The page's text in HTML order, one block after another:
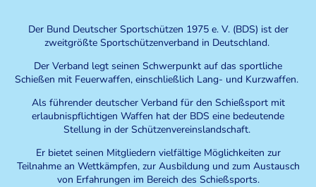
Der Bund Deutscher Sportschützen 1975 e. V. (BDS) ist der
zweitgrößte Sportschützenverband in Deutschland.
Der Verband legt seinen Schwerpunkt auf das sportliche
Schießen mit Feuerwaffen, einschließlich Lang- und Kurzwaffen.
Als führender deutscher Verband für den Schießsport mit
erlaubnispflichtigen Waffen hat der BDS eine bedeutende
Stellung in der Schützenvereinslandschaft.
Er bietet seinen Mitgliedern vielfältige Möglichkeiten zur
Teilnahme an Wettkämpfen, zur Ausbildung und zum Austausch
von Erfahrungen im Bereich des Schießsports.